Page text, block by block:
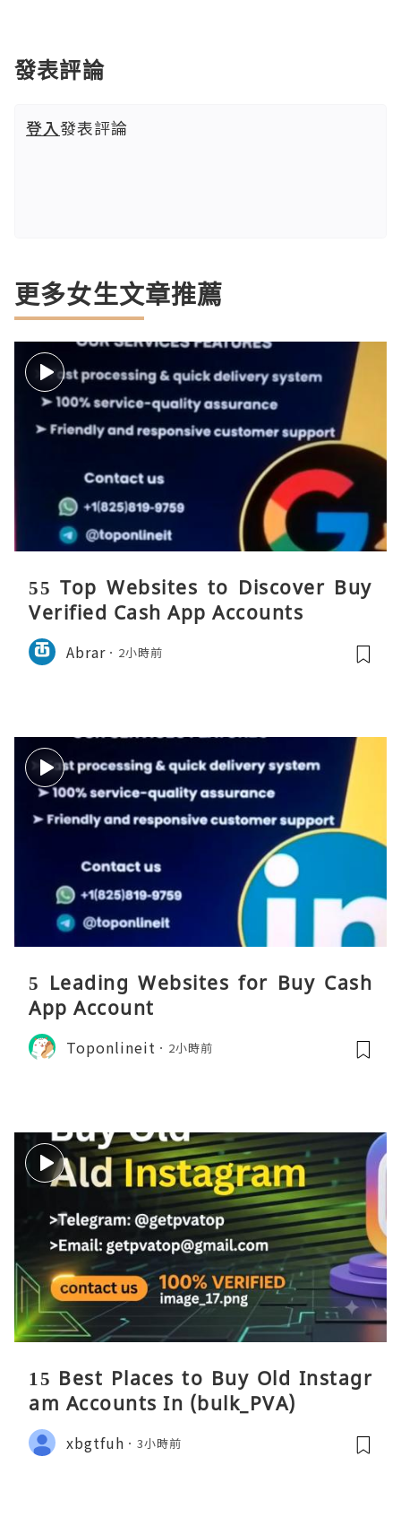
發表評論
登入發表評論
更多女生文章推薦
55 Top Websites to Discover Buy
Verified Cash App Accounts
Abrar 2小時前
5 Leading Websites for Buy Cash
App Account
Toponlineit 2小時前
15 Best Places to Buy Old Instagr
am Accounts In (bulk_PVA)
xbgtfuh 3小時前